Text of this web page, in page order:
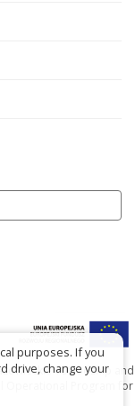
Voivodship and
Operational Program for
purposes. If you
drive, change your